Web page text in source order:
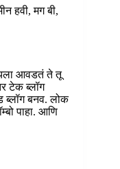
हवी, मग बी,
आवडतं ते तू
टेक ब्लॉग
ब्लॉग बनव. लोक
पाहा. आणि